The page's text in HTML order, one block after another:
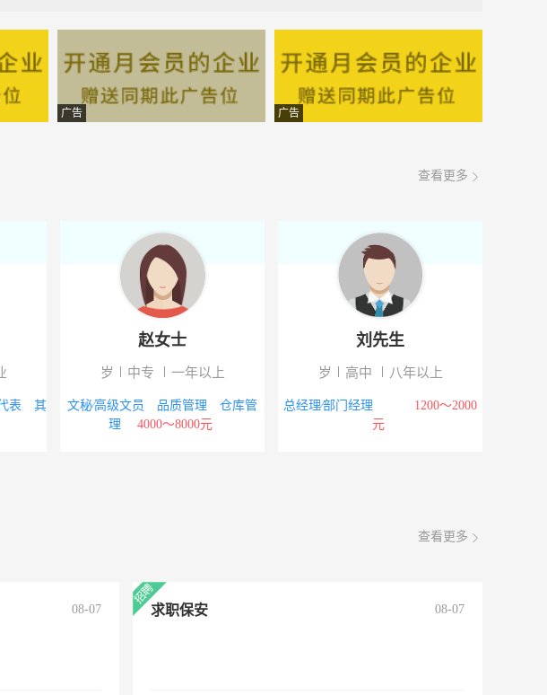
苏连云港市东海县 面议 08-06
苏连云港市东海县 面议 08-06
08-06
08-06
08-06
08-06
广告 广告
查看更多
代表 其
赵女士
岁 中专 一年以上
文秘∕高级文员 品质管理 仓库管
理
4000～8000元
刘先生
岁 高中 八年以上
总经理∕部门经理
1200～2000
元
查看更多
08-07 求职保安 08-07